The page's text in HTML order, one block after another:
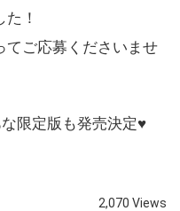
！
てご応募くださいませ
限定版も発売決定♥
2,070 Views